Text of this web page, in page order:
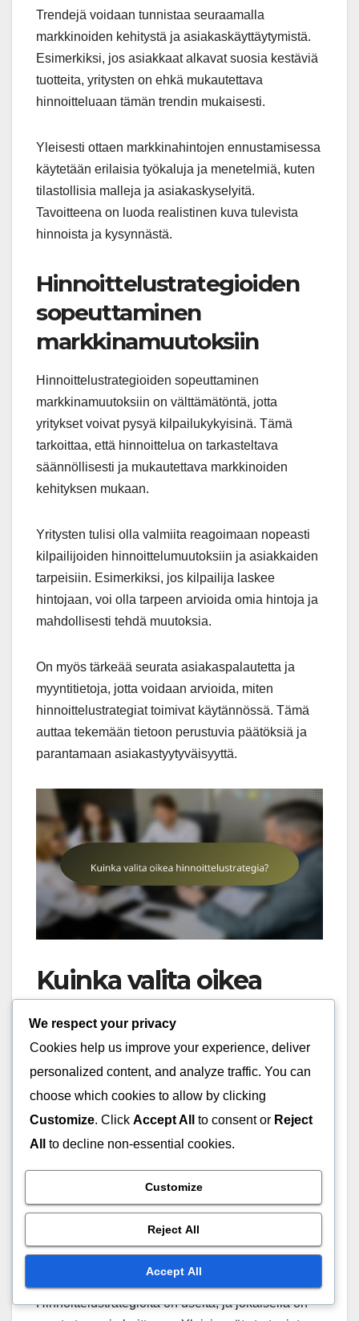
Trendejä voidaan tunnistaa seuraamalla
markkinoiden kehitystä ja asiakaskäyttäytymistä.
Esimerkiksi, jos asiakkaat alkavat suosia kestäviä
tuotteita, yritysten on ehkä mukautettava
hinnoitteluaan tämän trendin mukaisesti.
Yleisesti ottaen markkinahintojen ennustamisessa
käytetään erilaisia työkaluja ja menetelmiä, kuten
tilastollisia malleja ja asiakaskyselyitä.
Tavoitteena on luoda realistinen kuva tulevista
hinnoista ja kysynnästä.
Hinnoittelustrategioiden
sopeuttaminen
markkinamuutoksiin
Hinnoittelustrategioiden sopeuttaminen
markkinamuutoksiin on välttämätöntä, jotta
yritykset voivat pysyä kilpailukykyisinä. Tämä
tarkoittaa, että hinnoittelua on tarkasteltava
säännöllisesti ja mukautettava markkinoiden
kehityksen mukaan.
Yritysten tulisi olla valmiita reagoimaan nopeasti
kilpailijoiden hinnoittelumuutoksiin ja asiakkaiden
tarpeisiin. Esimerkiksi, jos kilpailija laskee
hintojaan, voi olla tarpeen arvioida omia hintoja ja
mahdollisesti tehdä muutoksia.
On myös tärkeää seurata asiakaspalautetta ja
myyntitietoja, jotta voidaan arvioida, miten
hinnoittelustrategiat toimivat käytännössä. Tämä
auttaa tekemään tietoon perustuvia päätöksiä ja
parantamaan asiakastyytyväisyyttä.
Kuinka valita oikea
hinnoittelustrategia?
Oikean hinnoittelustrategian valinta on keskeinen
osa liiketoimintaa, sillä se vaikuttaa suoraan
myyntiin ja asiakastyytyväisyyteen.
Hinnoittelustrategia tulisi valita kilpailija-analyysin,
asiakasarvojen ja markkinahintojen perusteella,
Hinnoittelustrategioiden
tyypit ja niiden edut
Hinnoittelustrategioita on useita, ja jokaisella on
We respect your privacy
Cookies help us improve your experience, deliver
personalized content, and analyze traffic. You can
choose which cookies to allow by clicking
Customize. Click Accept All to consent or Reject
All
to decline non-essential cookies.
Customize
Reject All
Accept All